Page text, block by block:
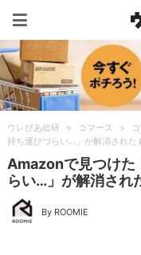
ウレぴあ総研 > コマース >
持ち運びづらい…」が解消された
Amazonで見つけた
らい…」が解消され
By ROOMIE